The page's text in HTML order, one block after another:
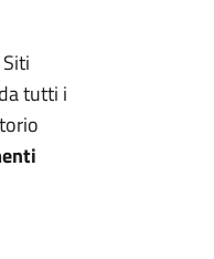
tutti i